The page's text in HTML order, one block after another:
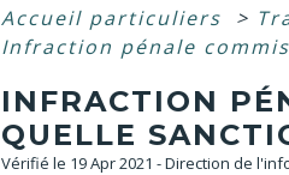
Accueil particuliers >
Infraction pénale
INFRACTION
QUELLE
Vérifié le 19 Apr 2021 - Direction de